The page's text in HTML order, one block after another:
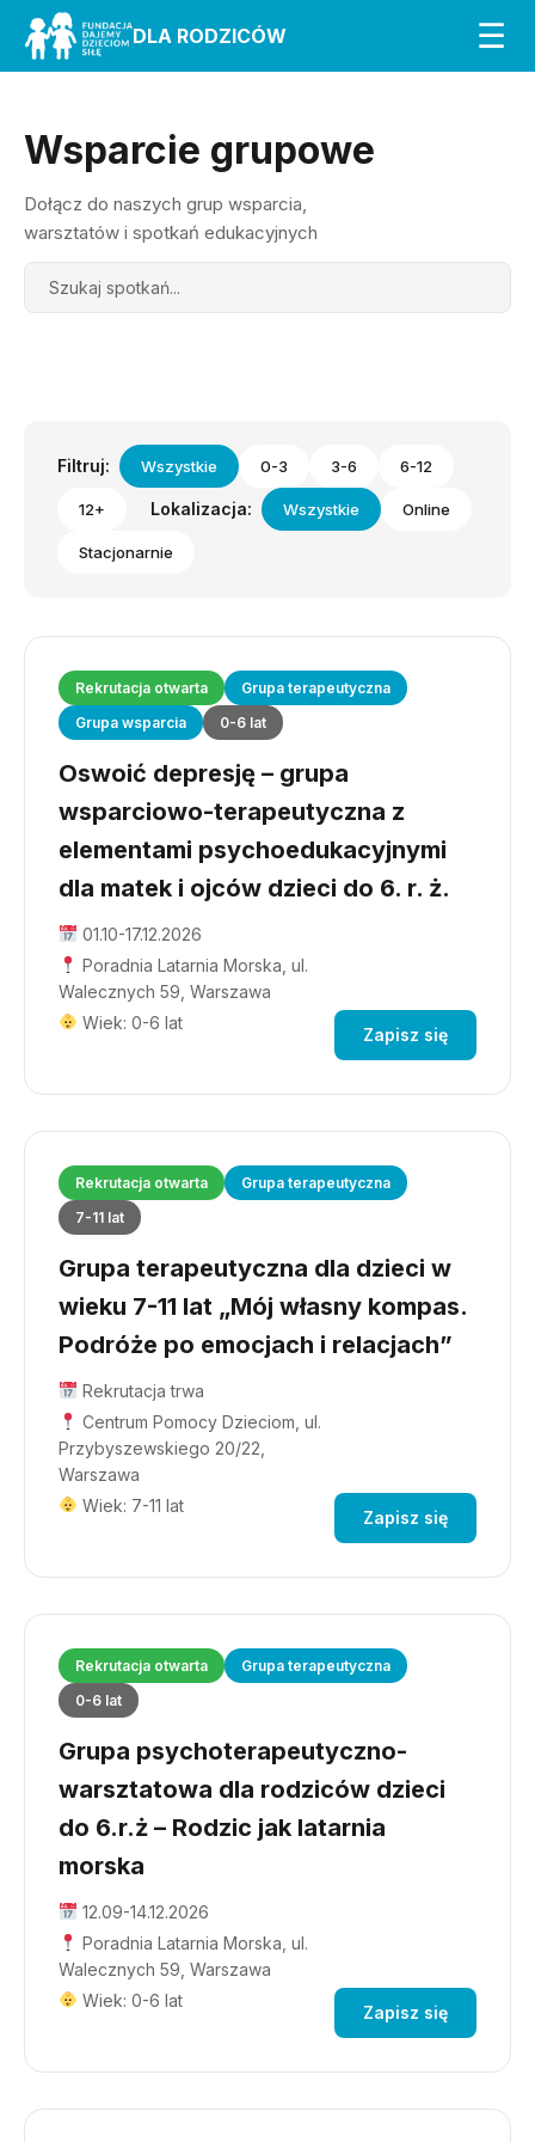
DLA RODZICÓW ☰
Wsparcie grupowe
Dołącz do naszych grup wsparcia,
warsztatów i spotkań edukacyjnych
Search
Filtruj: Wszystkie 0-3 3-6 6-12
12+ Lokalizacja: Wszystkie Online
Stacjonarnie
Rekrutacja otwarta
Grupa terapeutyczna
Grupa wsparcia
0-6 lat
Oswoić depresję – grupa
wsparciowo-terapeutyczna z
elementami psychoedukacyjnymi
dla matek i ojców dzieci do 6. r. ż.
01.10-17.12.2026
Poradnia Latarnia Morska, ul.
Walecznych 59, Warszawa
Wiek: 0-6 lat
Zapisz się
Rekrutacja otwarta
Grupa terapeutyczna
7-11 lat
Grupa terapeutyczna dla dzieci w
wieku 7-11 lat „Mój własny kompas.
Podróże po emocjach i relacjach”
Rekrutacja trwa
Centrum Pomocy Dzieciom, ul.
Przybyszewskiego 20/22,
Warszawa
Wiek: 7-11 lat
Zapisz się
Rekrutacja otwarta
Grupa terapeutyczna
0-6 lat
Grupa psychoterapeutyczno-
warsztatowa dla rodziców dzieci
do 6.r.ż – Rodzic jak latarnia
morska
12.09-14.12.2026
Poradnia Latarnia Morska, ul.
Walecznych 59, Warszawa
Wiek: 0-6 lat
Zapisz się